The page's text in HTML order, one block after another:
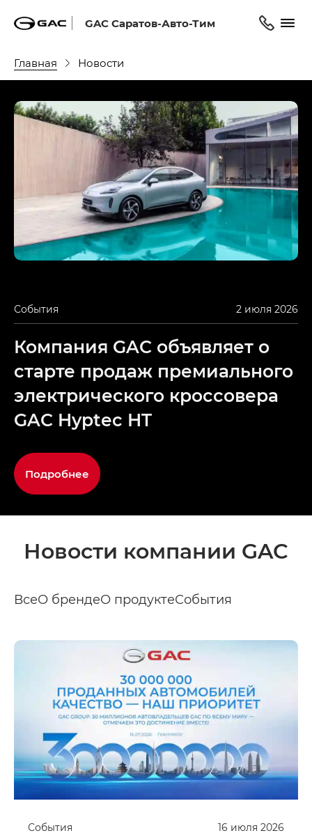
GAC Саратов-Авто-Тим
Главная Новости
События 2 июля 2026
Компания GAC объявляет о
старте продаж премиального
электрического кроссовера
GAC Hyptec HT
Подробнее
Новости компании GAC
ВсеО брендеО продуктеСобытия
16 июля 2026
События